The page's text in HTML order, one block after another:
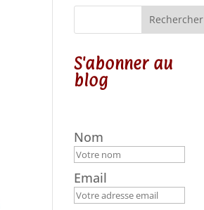
Rechercher
S'abonner au
blog
Nom
Email